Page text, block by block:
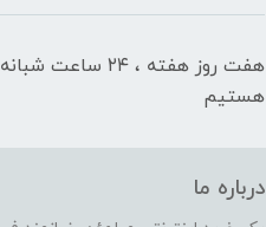
هفت روز هفته ، ۲۴
هستیم
درباره ما